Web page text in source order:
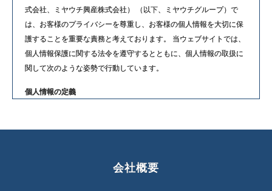
式会社、ミヤウチ興産株式会社） （以下、ミヤウチグループ）で
は、お客様のプライバシーを尊重し、お客様の個人情報を大切に保
護することを重要な責務と考えております。 当ウェブサイトでは、
個人情報保護に関する法令を遵守するとともに、個人情報の取扱に
関して次のような姿勢で行動しています。
個人情報の定義
る氏名、 生年月日その他の記述等により当該個人を識別することが
会社概要